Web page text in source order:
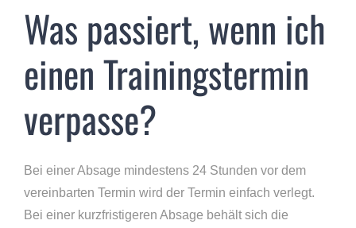
Was passiert, wenn ich
einen Trainingstermin
verpasse?
Bei einer Absage mindestens 24 Stunden vor dem
vereinbarten Termin wird der Termin einfach verlegt.
Bei einer kurzfristigeren Absage behält sich die